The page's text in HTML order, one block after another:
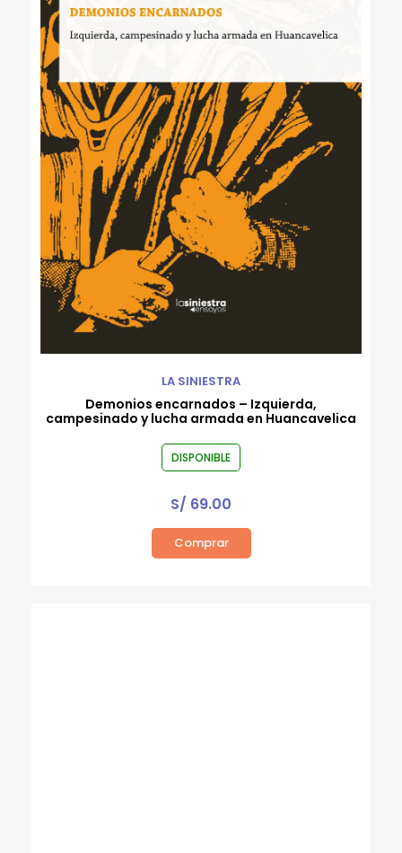
LA SINIESTRA
Demonios encarnados – Izquierda,
campesinado y lucha armada en Huancavelica
DISPONIBLE
S/ 69.00
Comprar